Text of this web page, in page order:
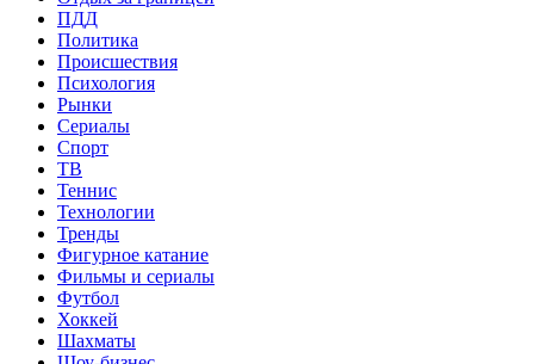
ПДД
Политика
Происшествия
Психология
Рынки
Сериалы
Спорт
ТВ
Теннис
Технологии
Тренды
Фигурное катание
Фильмы и сериалы
Футбол
Хоккей
Шахматы